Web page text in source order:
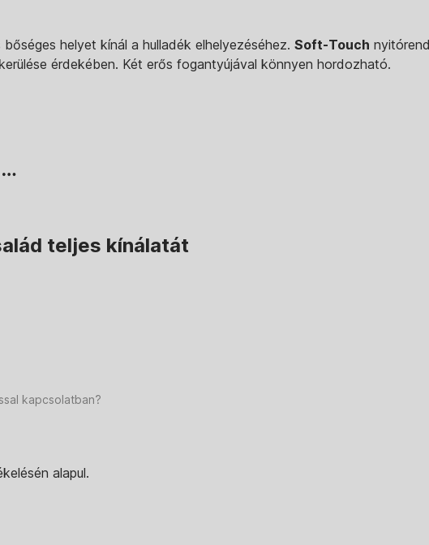
helyet kínál a hulladék elhelyezéséhez. Soft-Touch
érdekében. Két erős fogantyújával könnyen hordozható.
…
teljes kínálatát
kapcsolatban?
alapul.